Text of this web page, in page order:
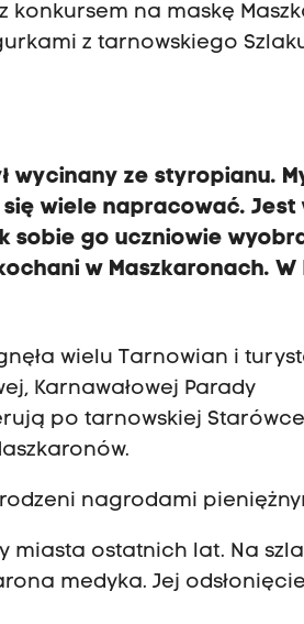
konkursem na maskę
z tarnowskiego
wycinany ze styropianu.
wiele napracować. Jest
sobie go uczniowie
w Maszkaronach. W
wielu Tarnowian i
Karnawałowej Parady
po tarnowskiej Starówce
nagrodami
miasta ostatnich lat. Na
medyka. Jej odsłonięcie